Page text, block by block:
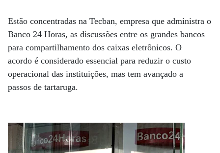
Estão concentradas na Tecban, empresa que administra o
Banco 24 Horas, as discussões entre os grandes bancos
para compartilhamento dos caixas eletrônicos. O
acordo é considerado essencial para reduzir o custo
operacional das instituições, mas tem avançado a
passos de tartaruga.